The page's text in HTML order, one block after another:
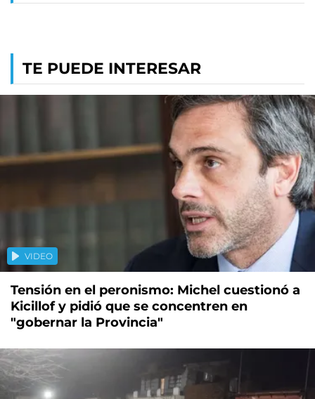
TE PUEDE INTERESAR
VIDEO
Tensión en el peronismo: Michel cuestionó a
Kicillof y pidió que se concentren en
"gobernar la Provincia"